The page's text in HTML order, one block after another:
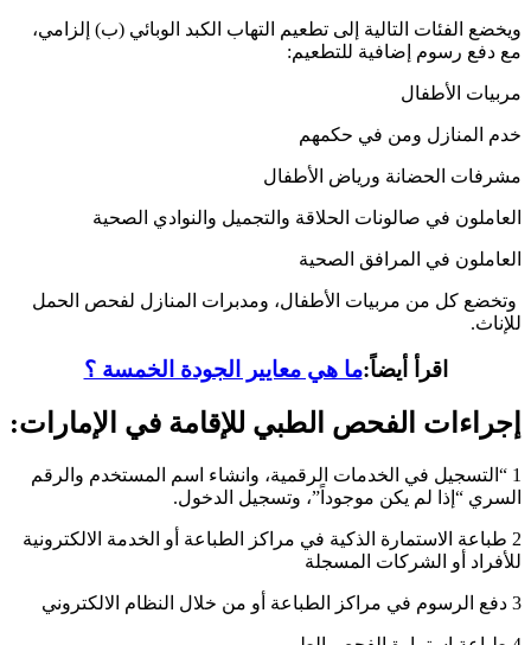
ويخضع الفئات التالية إلى تطعيم التهاب الكبد الوبائي (ب) إلزامي،
مع دفع رسوم إضافية للتطعيم:
مربيات الأطفال
خدم المنازل ومن في حكمهم
مشرفات الحضانة ورياض الأطفال
العاملون في صالونات الحلاقة والتجميل والنوادي الصحية
العاملون في المرافق الصحية
وتخضع كل من مربيات الأطفال، ومدبرات المنازل لفحص الحمل
للإناث.
اقرأ أيضاً:ما هي معايير الجودة الخمسة ؟
إجراءات الفحص الطبي للإقامة في الإمارات:
1 “التسجيل في الخدمات الرقمية، وانشاء اسم المستخدم والرقم
السري “إذا لم يكن موجوداً”، وتسجيل الدخول.
2 طباعة الاستمارة الذكية في مراكز الطباعة أو الخدمة الالكترونية
للأفراد أو الشركات المسجلة
3 دفع الرسوم في مراكز الطباعة أو من خلال النظام الالكتروني